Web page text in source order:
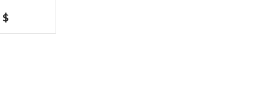
$Plage
de